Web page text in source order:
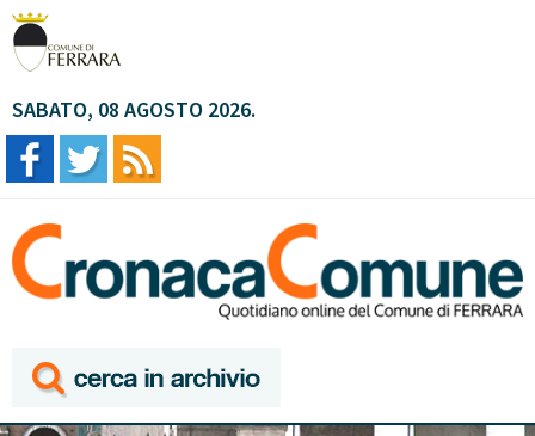
SABATO, 08 AGOSTO 2026.